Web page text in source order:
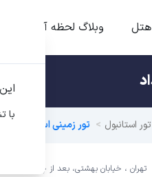
هتل وبلاگ لحظه آخر
تور استانبول تور زمینی استانبول
تهران ، خیابان بهشتی، بعد از چهارراه سهروردی ، پلاک 191 ،
با